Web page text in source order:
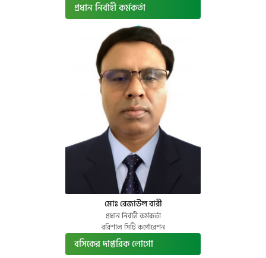
প্রধান নির্বাহী কর্মকর্তা
মোঃ রেজাউল বারী
প্রধান নির্বাহী কর্মকর্তা
বরিশাল সিটি কর্পোরেশন
বসিকের দাপ্তরিক লোগো